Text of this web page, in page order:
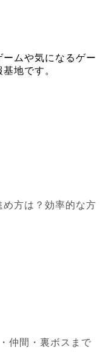
ムや気になるゲー
地です。
め方は？効率的な方
仲間・裏ボスまで